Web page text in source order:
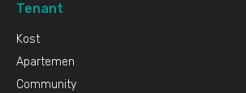
Tenant
Kost
Apartemen
Community